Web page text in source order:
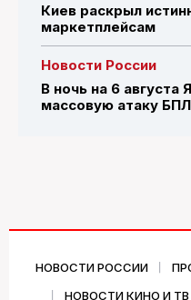
Киев раскрыл
маркетплейсам
Новости России
В ночь на 6 августа
массовую атаку
НОВОСТИ РОССИИ
НОВОСТИ КИНО И ТВ